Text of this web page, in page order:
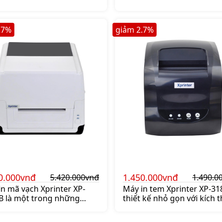
A5 rồi dán băng keo
tốn thời gian quá hiện
5.420.000vnđ
mã vạch Xprinter XP-
là một trong những
%
1.450.000vnđ
Máy in tem Xprinter XP-
thiết kế nhỏ gọn với kích
giảm 2.7%